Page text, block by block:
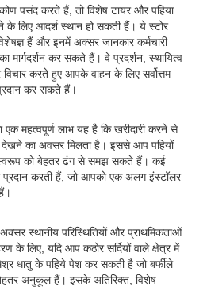
पसंद करते हैं, तो विशेष टायर और पहिया
के लिए आदर्श स्थान हो सकती हैं। ये स्टोर
हैं और इनमें अक्सर जानकार कर्मचारी
मार्गदर्शन कर सकते हैं। वे प्रदर्शन, स्थायित्व
करते हुए आपके वाहन के लिए सर्वोत्तम
कर सकते हैं।
एक महत्वपूर्ण लाभ यह है कि खरीदारी करने से
देखने का अवसर मिलता है। इससे आप पहियों
स्वरूप को बेहतर ढंग से समझ सकते हैं। कई
प्रदान करती हैं, जो आपको एक अलग इंस्टॉलर
स्थानीय परिस्थितियों और प्राथमिकताओं
लिए, यदि आप कठोर सर्दियों वाले क्षेत्र में
धातु के पहिये पेश कर सकती है जो बर्फीले
बेहतर अनुकूल हैं। इसके अतिरिक्त, विशेष